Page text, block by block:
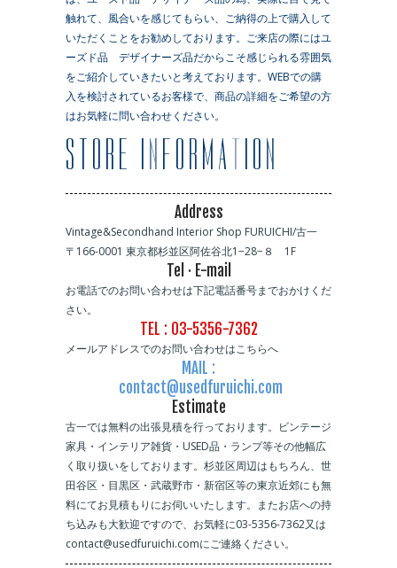
触れて、風合いを感じてもらい、ご納得の上で購入して
いただくことをお勧めしております。ご来店の際にはユ
ーズド品 デザイナーズ品だからこそ感じられる雰囲気
をご紹介していきたいと考えております。WEBでの購
入を検討されているお客様で、商品の詳細をご希望の方
はお気軽に問い合わせください。
Address
Vintage&Secondhand Interior Shop FURUICHI/古一
〒166-0001 東京都杉並区阿佐谷北1−28−８ 1F
Tel · E-mail
お電話でのお問い合わせは下記電話番号までおかけくだ
さい。
TEL : 03-5356-7362
メールアドレスでのお問い合わせはこちらへ
MAIL :
contact@usedfuruichi.com
Estimate
古一では無料の出張見積を行っております。ビンテージ
家具・インテリア雑貨・USED品・ランプ等その他幅広
く取り扱いをしております。杉並区周辺はもちろん、世
田谷区・目黒区・武蔵野市・新宿区等の東京近郊にも無
料にてお見積もりにお伺いいたします。またお店への持
ち込みも大歓迎ですので、お気軽に03-5356-7362又は
contact@usedfuruichi.comにご連絡ください。